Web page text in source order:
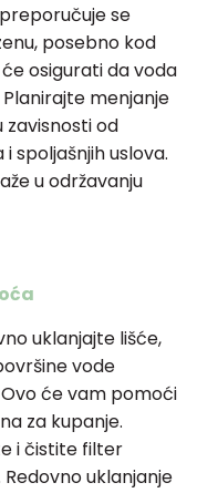
se
posebno kod
osigurati da voda
menjanje
zavisnosti od
spoljašnjih uslova.
u održavanju
uklanjajte lišće,
vode
će vam pomoći
za kupanje.
i čistite filter
uklanjanje